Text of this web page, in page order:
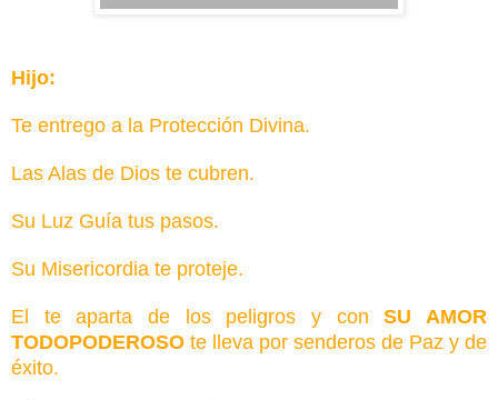
Hijo:
Te entrego a la Protección Divina.
Las Alas de Dios te cubren.
Su Luz Guía tus pasos.
Su Misericordia te proteje.
El te aparta de los peligros y conSU AMOR
TODOPODEROSO te lleva por senderos de Paz y de
éxito.